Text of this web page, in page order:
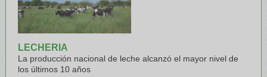
LECHERIA
La producción nacional de leche alcanzó el mayor nivel de
los últimos 10 años